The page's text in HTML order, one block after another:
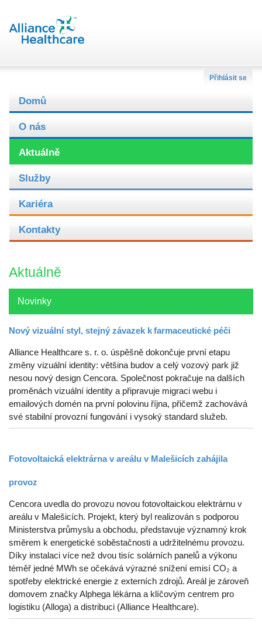
Přihlásit se
Domů
O nás
Aktuálně
Služby
Kariéra
Kontakty
Aktuálně
Novinky
Nový vizuální styl, stejný závazek k farmaceutické péči
Alliance Healthcare s. r. o. úspěšně dokončuje první etapu
změny vizuální identity: většina budov a celý vozový park již
nesou nový design Cencora. Společnost pokračuje na dalších
proměnách vizuální identity a připravuje migraci webu i
emailových domén na první polovinu října, přičemž zachovává
své stabilní provozní fungování i vysoký standard služeb.
Fotovoltaická elektrárna v areálu v Malešicích zahájila
provoz
Cencora uvedla do provozu novou fotovoltaickou elektrárnu v
areálu v Malešicích. Projekt, který byl realizován s podporou
Ministerstva průmyslu a obchodu, představuje významný krok
směrem k energetické soběstačnosti a udržitelnému provozu.
Díky instalaci více než dvou tisíc solárních panelů a výkonu
téměř jedné MWh se očekává výrazné snížení emisí CO₂ a
spotřeby elektrické energie z externích zdrojů. Areál je zároveň
domovem značky Alphega lékárna a klíčovým centrem pro
logistiku (Alloga) a distribuci (Alliance Healthcare).